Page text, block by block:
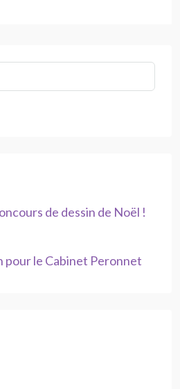
de dessin de Noël !
le Cabinet Peronnet